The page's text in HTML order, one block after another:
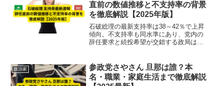
直前の数値推移と不支持率の背景
を徹底解説【2025年版】
石破総理の最新支持率は38～42％で上昇
傾向。不支持率も同水準にあり、党内の
辞任要求と続投希望が交錯する政局は膠
版】
政治家
参政党さやさん 旦那は誰？本
名・職業・家庭生活まで徹底解説